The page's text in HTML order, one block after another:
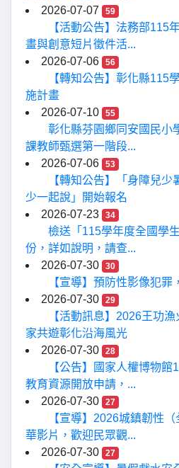
2026-07-07
59
【活動公告】法務部115
畫與創意短片徵件活...
2026-07-06
56
【轉知公告】彰化縣115
施計畫
2026-07-10
55
彰化縣芬園鄉同安國民小
課教師甄選第一階段...
2026-07-06
53
【轉知公告】「身障兒
少一起說」開始報名
2026-07-23
34
檢送「115學年度全國學
份，詳如說明，請查...
2026-07-30
30
【宣導】預防性影像犯
2026-07-30
29
【活動訊息】2026王功
家共遊彰化沿海風光
2026-07-30
28
【公告】國家人權博物
教育資源開放申請，...
2026-07-30
27
【宣導】2026城鎮韌性
華影片，歡迎民眾觀...
2026-07-30
27